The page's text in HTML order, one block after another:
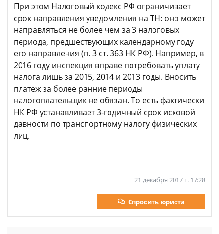
При этом Налоговый кодекс РФ ограничивает
срок направления уведомления на ТН: оно может
направляться не более чем за 3 налоговых
периода, предшествующих календарному году
его направления (п. 3 ст. 363 НК РФ). Например, в
2016 году инспекция вправе потребовать уплату
налога лишь за 2015, 2014 и 2013 годы. Вносить
платеж за более ранние периоды
налогоплательщик не обязан. То есть фактически
НК РФ устанавливает 3-годичный срок исковой
давности по транспортному налогу физических
лиц.
21 декабря 2017 г. 17:28
Спросить юриста